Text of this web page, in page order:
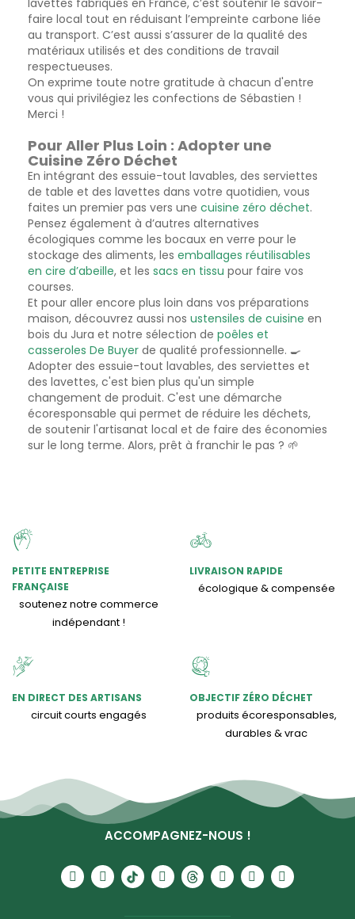
lavettes fabriqués en France, c’est soutenir le savoir-
faire local tout en réduisant l’empreinte carbone liée
au transport. C’est aussi s’assurer de la qualité des
matériaux utilisés et des conditions de travail
respectueuses.
On exprime toute notre gratitude à chacun d'entre
vous qui privilégiez les confections de Sébastien !
Merci !
Pour Aller Plus Loin : Adopter une
Cuisine Zéro Déchet
En intégrant des essuie-tout lavables, des serviettes
de table et des lavettes dans votre quotidien, vous
faites un premier pas vers une cuisine zéro déchet.
Pensez également à d’autres alternatives
écologiques comme les bocaux en verre pour le
stockage des aliments, les emballages réutilisables
en cire d’abeille, et les sacs en tissu pour faire vos
courses.
Et pour aller encore plus loin dans vos préparations
maison, découvrez aussi nos ustensiles de cuisine en
bois du Jura et notre sélection de poêles et
casseroles De Buyer de qualité professionnelle. 🍳
Adopter des essuie-tout lavables, des serviettes et
des lavettes, c'est bien plus qu'un simple
changement de produit. C'est une démarche
écoresponsable qui permet de réduire les déchets,
de soutenir l'artisanat local et de faire des économies
sur le long terme. Alors, prêt à franchir le pas ? 🌱
PETITE ENTREPRISE
FRANÇAISE
soutenez notre commerce
indépendant !
LIVRAISON RAPIDE
écologique & compensée
EN DIRECT DES ARTISANS
circuit courts engagés
OBJECTIF ZÉRO DÉCHET
produits écoresponsables,
durables & vrac
ACCOMPAGNEZ-NOUS !